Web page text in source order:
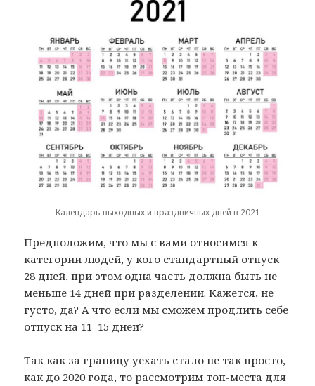
Календарь выходных и праздничных дней в 2021
Предположим, что мы с вами относимся к
категории людей, у кого стандартный отпуск
28 дней, при этом одна часть должна быть не
меньше 14 дней при разделении. Кажется, не
густо, да? А что если мы сможем продлить себе
отпуск на 11–15 дней?
Так как за границу уехать стало не так просто,
как до 2020 года, то рассмотрим топ-места для